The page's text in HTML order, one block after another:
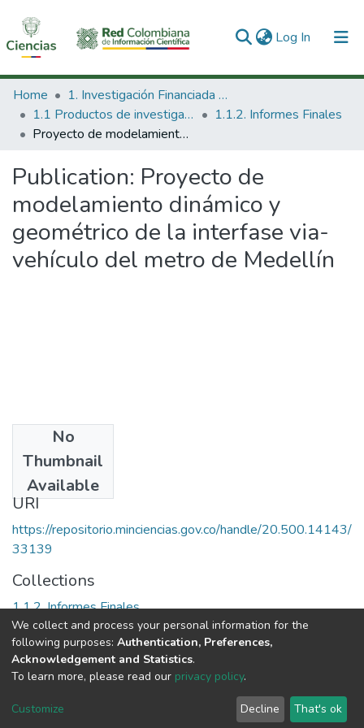
Log In (current)
Communities & Collections
All of DSpace
Home
1. Investigación Financiada con Recursos Públicos
1.1 Productos de investigación
1.1.2. Informes Finales
Proyecto de modelamiento dinámico y geométrico de la interfase via-vehículo del metro de Medellín
Publication: Proyecto de
modelamiento dinámico y
geométrico de la interfase via-
vehículo del metro de Medellín
No
Thumbnail
Available
6/29/1905
URI
https://repositorio.minciencias.gov.co/handle/20.500.14143/
33139
Collections
1.1.2. Informes Finales
Full item page
DSpace software copyright © 2002-2026
Cookie
End User
Agreement
Send
Feedback
We collect and process your personal information for the
following purposes: Authentication, Preferences,
Acknowledgement and Statistics.
To learn more, please read our privacy policy.
Customize Decline That's ok